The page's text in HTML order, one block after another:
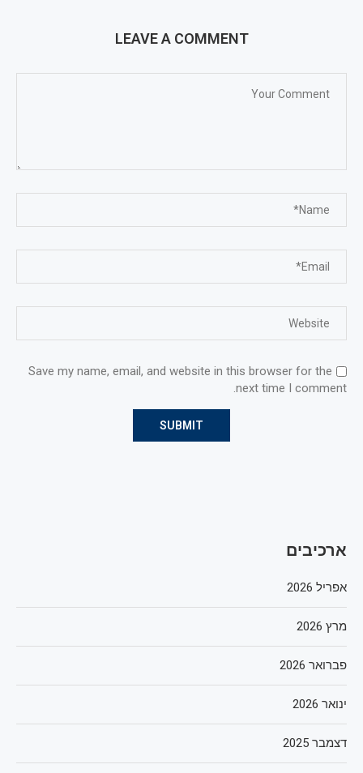
LEAVE A COMMENT
Save my name, email, and website in this browser for the
next time I comment.
ארכיבים
אפריל 2026
מרץ 2026
פברואר 2026
ינואר 2026
דצמבר 2025